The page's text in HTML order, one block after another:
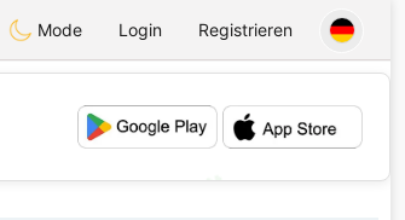
Mode Login Registrieren